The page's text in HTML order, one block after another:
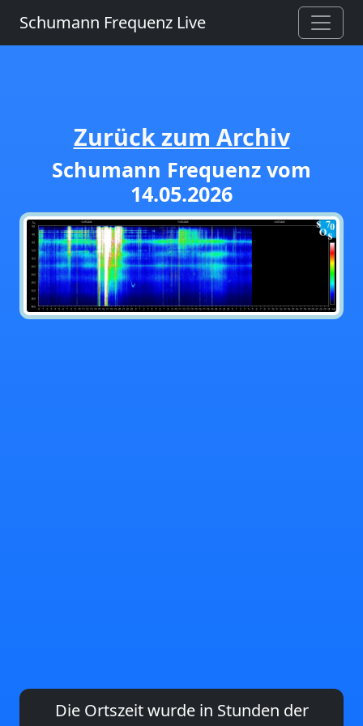
Schumann Frequenz Live
Zurück zum Archiv
Schumann Frequenz vom
14.05.2026
Die Ortszeit wurde in Stunden der